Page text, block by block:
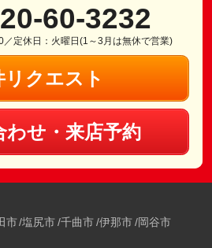
60-3232
定休日：火曜日(1～3月は無休で営業)
リクエスト
わせ・来店予約
市 塩尻市 千曲市 伊那市 岡谷市